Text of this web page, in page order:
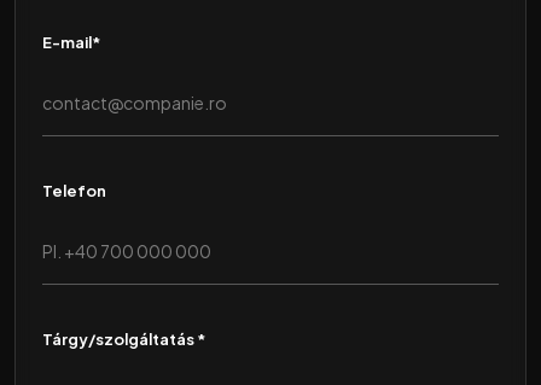
E-mail*
Telefon
Tárgy/szolgáltatás *